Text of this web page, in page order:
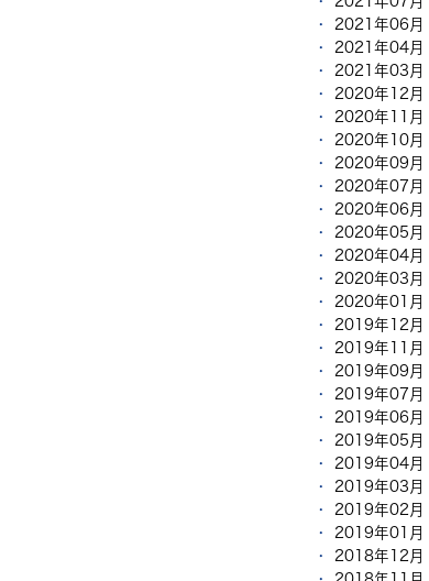
2021年06月
2021年04月
2021年03月
2020年12月
2020年11月
2020年10月
2020年09月
2020年07月
2020年06月
2020年05月
2020年04月
2020年03月
2020年01月
2019年12月
2019年11月
2019年09月
2019年07月
2019年06月
2019年05月
2019年04月
2019年03月
2019年02月
2019年01月
2018年12月